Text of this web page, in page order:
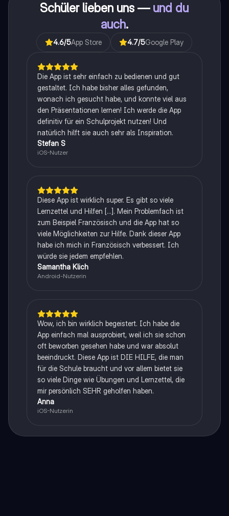
Schüler lieben uns — und du
auch.
4.6/5App Store 4.7/5Google Play
Die App ist sehr einfach zu bedienen und gut
gestaltet. Ich habe bisher alles gefunden,
wonach ich gesucht habe, und konnte viel aus
den Präsentationen lernen! Ich werde die App
definitiv für ein Schulprojekt nutzen! Und
natürlich hilft sie auch sehr als Inspiration.
Stefan S
iOS-Nutzer
Diese App ist wirklich super. Es gibt so viele
Lernzettel und Hilfen [...]. Mein Problemfach ist
zum Beispiel Französisch und die App hat so
viele Möglichkeiten zur Hilfe. Dank dieser App
habe ich mich in Französisch verbessert. Ich
würde sie jedem empfehlen.
Samantha Klich
Android-Nutzerin
Wow, ich bin wirklich begeistert. Ich habe die
App einfach mal ausprobiert, weil ich sie schon
oft beworben gesehen habe und war absolut
beeindruckt. Diese App ist DIE HILFE, die man
für die Schule braucht und vor allem bietet sie
so viele Dinge wie Übungen und Lernzettel, die
mir persönlich SEHR geholfen haben.
Anna
iOS-Nutzerin